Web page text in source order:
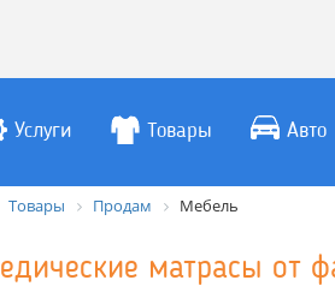
Услуги Товары Авто
Товары Продам Мебель
матрасы от